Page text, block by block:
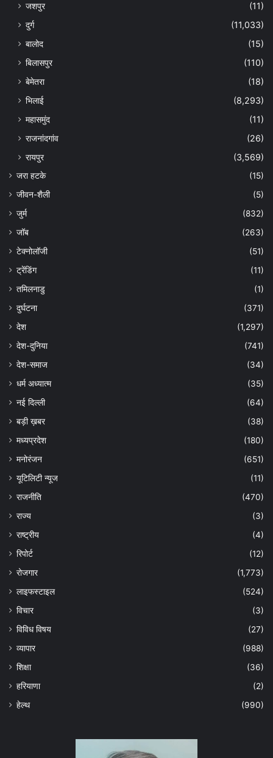
जशपुर
(11)
दुर्ग
(11,033)
बालोद
(15)
बिलासपुर
(110)
बेमेतरा
(18)
भिलाई
(8,293)
महासमुंद
(11)
राजनांदगांव
(26)
रायपुर
(3,569)
जरा हटके
(15)
जीवन-शैली
(5)
जुर्म
(832)
जॉब
(263)
टेक्नोलॉजी
(51)
ट्रेंडिंग
(11)
तमिलनाडु
(1)
दुर्घटना
(371)
देश
(1,297)
देश-दुनिया
(741)
देश-समाज
(34)
धर्म अध्यात्म
(35)
नई दिल्ली
(64)
बड़ी ख़बर
(38)
मध्यप्रदेश
(180)
मनोरंजन
(651)
यूटिलिटी न्यूज
(11)
राजनीति
(470)
राज्य
(3)
राष्ट्रीय
(4)
रिपोर्ट
(12)
रोजगार
(1,773)
लाइफस्टाइल
(524)
विचार
(3)
विविध विषय
(27)
व्यापार
(988)
शिक्षा
(36)
हरियाणा
(2)
हेल्‍थ
(990)